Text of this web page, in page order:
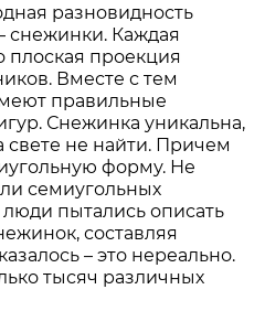
разновидность
снежинки. Каждая
плоская проекция
Вместе с тем
правильные
Снежинка уникальна,
свете не найти. Причем
форму. Не
семиугольных
пытались описать
составляя
– это нереально.
тысяч различных